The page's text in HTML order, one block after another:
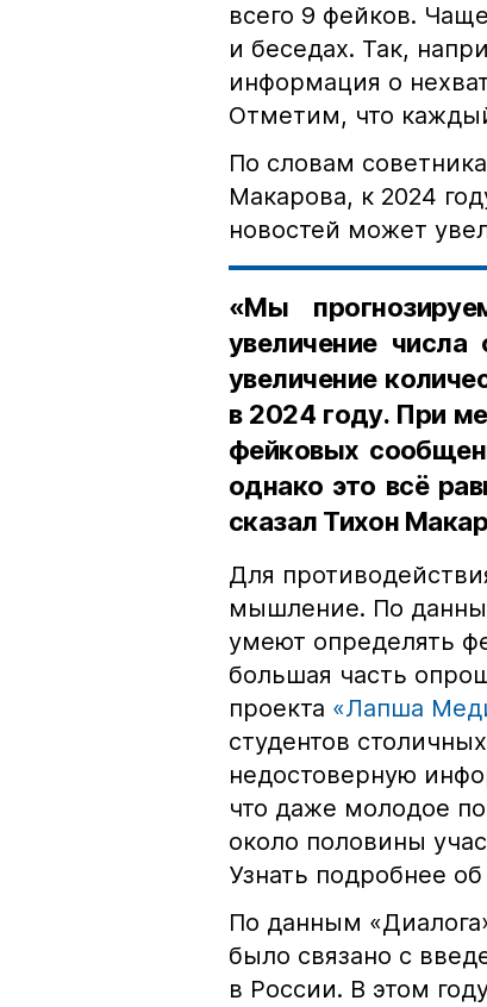
всего 9 фейков.
и беседах. Так,
информация о
Отметим, что
По словам
Макарова, к 2024
новостей может
«Мы
увеличение числа
увеличение
в 2024 году. При
фейковых
однако это всё
сказал Тихон
Для
мышление. По
умеют определять
большая часть
проекта «Лапша
студентов
недостоверную
что даже молодое
около половины
Узнать подробнее об
По данным
было связано с
в России. В этом